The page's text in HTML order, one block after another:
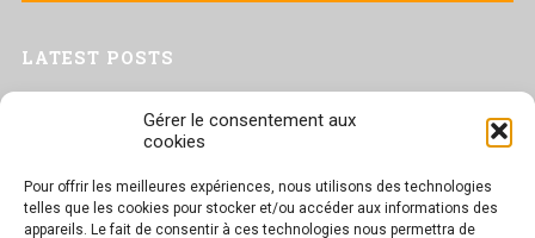
Gérer le consentement aux
cookies
Pour offrir les meilleures expériences, nous utilisons des technologies
telles que les cookies pour stocker et/ou accéder aux informations des
appareils. Le fait de consentir à ces technologies nous permettra de
LATEST POSTS
Trac confédéral sur les situations de travail par forte chaleur
Séance plénière du CESER du 23 juin 2026
Tract UD 25 — Une nouvelle attaque contre nos droits : les arrêts